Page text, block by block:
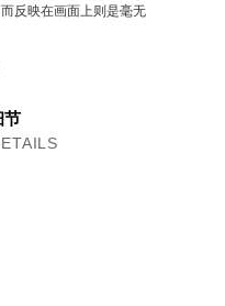
反映在画面上则是毫无
节